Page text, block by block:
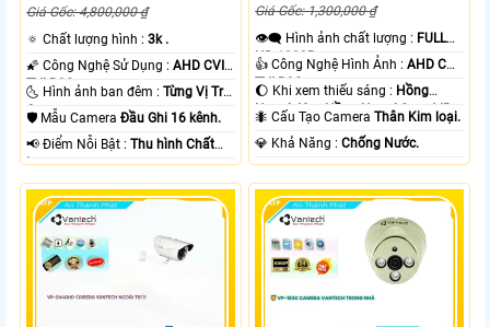
Giá Gốc: 4,800,000 ₫
🔅 Chất lượng hình :3k .
🌠 Công Nghệ Sử Dụng :AHD CVI
TVI BCS.
🌜 Hình ảnh ban đêm :Từng Vị Trí
Camera .
🛡 Mẫu CameraĐầu Ghi 16 kênh.
️📢 Điểm Nỗi Bật :Thu hình Chất
Lượng.
Giá Gốc: 1,300,000 ₫
👁️‍🗨 Hình ảnh chất lượng : FULL
HD 1080P .
👍 Công Nghệ Hình Ảnh :AHD CVI
TVI BCS.
🌔 Khi xem thiếu sáng : Hồng
Ngoại 40m Hồng Ngoại Smart IR.
🐜 Cấu Tạo CameraThân Kim loại.
️💎 Khả Năng :Chống Nước.